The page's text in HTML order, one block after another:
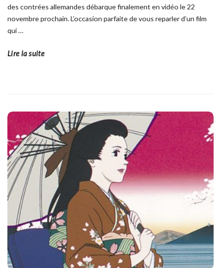
des contrées allemandes débarque finalement en vidéo le 22
novembre prochain. L’occasion parfaite de vous reparler d’un film
qui…
Lire la suite